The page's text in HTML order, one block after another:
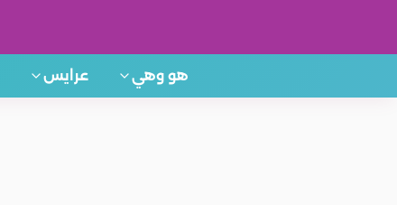
هو وهي عرايس